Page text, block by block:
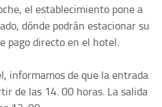
el establecimiento pone a
dónde podrán estacionar su
pago directo en el hotel.
informamos de que la entrada
de las 14. 00 horas. La salida